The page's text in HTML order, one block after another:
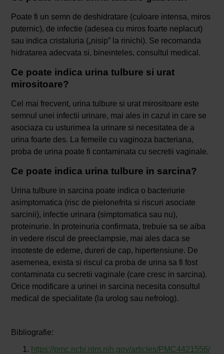
Poate fi un semn de deshidratare (culoare intensa, miros
puternic), de infectie (adesea cu miros foarte neplacut)
sau indica cristaluria („nisip” la rinichi). Se recomanda
hidratarea adecvata si, bineinteles, consultul medical.
Ce poate indica urina tulbure si urat
mirositoare?
Cel mai frecvent, urina tulbure si urat mirositoare este
semnul unei infectii urinare, mai ales in cazul in care se
asociaza cu usturimea la urinare si necesitatea de a
urina foarte des. La femeile cu vaginoza bacteriana,
proba de urina poate fi contaminata cu secretii vaginale.
Ce poate indica urina tulbure in sarcina?
Urina tulbure in sarcina poate indica o bacteriurie
asimptomatica (risc de pielonefrita si riscuri asociate
sarcinii), infectie urinara (simptomatica sau nu),
proteinurie. In proteinuria confirmata, trebuie sa se aiba
in vedere riscul de preeclampsie, mai ales daca se
insoteste de edeme, dureri de cap, hipertensiune. De
asemenea, exista si riscul ca proba de urina sa fi fost
contaminata cu secretii vaginale (care cresc in sarcina).
Orice modificare a urinei in sarcina necesita consultul
medical de specialitate (la urolog sau nefrolog).
Bibliografie:
https://pmc.ncbi.nlm.nih.gov/articles/PMC4421556/